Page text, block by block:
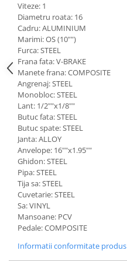
Viteze: 1
Diametru roata: 16
Cadru: ALUMINIUM
Marimi: OS (10"")
Furca: STEEL
Frana fata: V-BRAKE
Manete frana: COMPOSITE
Angrenaj: STEEL
Monobloc: STEEL
Lant: 1/2""x1/8""
Butuc fata: STEEL
Butuc spate: STEEL
Janta: ALLOY
Anvelope: 16""x1.95""
Ghidon: STEEL
Pipa: STEEL
Tija sa: STEEL
Cuvetarie: STEEL
Sa: VINYL
Mansoane: PCV
Pedale: COMPOSITE
Informatii conformitate produs